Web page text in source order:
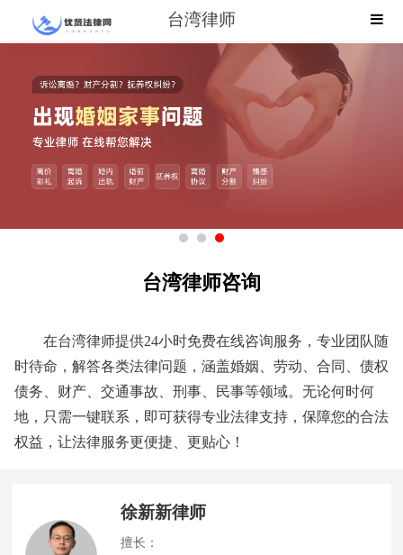
台湾律师
台湾律师咨询
在台湾律师提供24小时免费在线咨询服务，专业团队随
时待命，解答各类法律问题，涵盖婚姻、劳动、合同、债权
债务、财产、交通事故、刑事、民事等领域。无论何时何
地，只需一键联系，即可获得专业法律支持，保障您的合法
权益，让法律服务更便捷、更贴心！
徐新新律师
擅长：